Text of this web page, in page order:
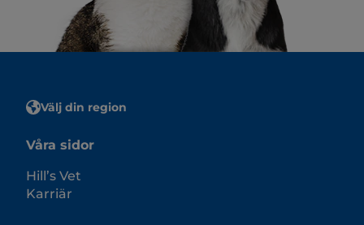
Välj din region
Våra sidor
Hill’s Vet
Karriär